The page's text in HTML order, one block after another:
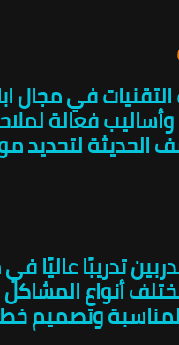
في مجال
فعالة
لتحديد
تدريبًا عاليًا في
أنواع
المناسبة